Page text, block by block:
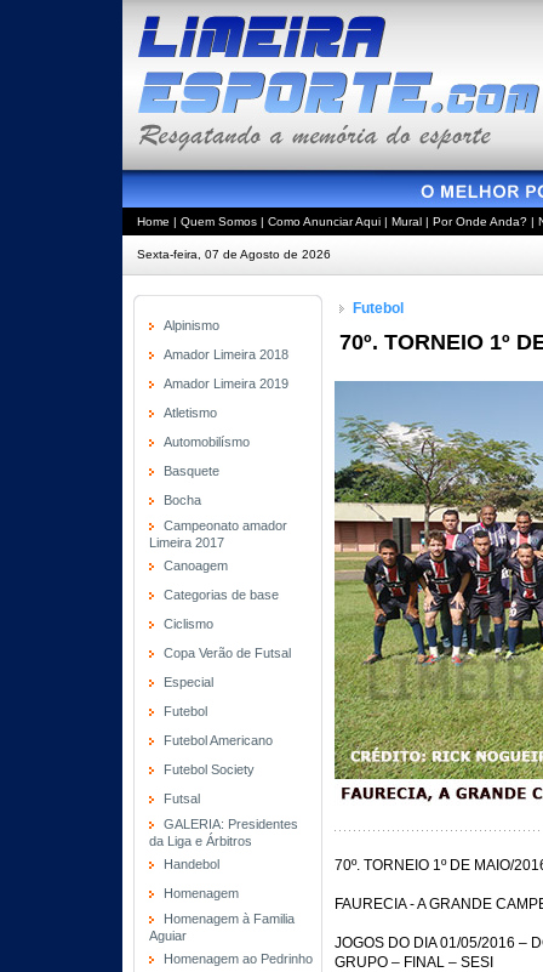
Home | Quem Somos | Como Anunciar Aqui | Mural | Por Onde Anda? |
Sexta-feira, 07 de Agosto de 2026
Alpinismo
Amador Limeira 2018
Amador Limeira 2019
Atletismo
Automobilísmo
Basquete
Bocha
Campeonato amador
Limeira 2017
Canoagem
Categorias de base
Ciclismo
Copa Verão de Futsal
Especial
Futebol
Futebol Americano
Futebol Society
Futsal
GALERIA: Presidentes
da Liga e Árbitros
Handebol
Homenagem
Homenagem à Familia
Aguiar
Homenagem ao Pedrinho
Futebol
70º. TORNEIO 1º
70º. TORNEIO 1º DE MAIO/
FAURECIA - A GRANDE
JOGOS DO DIA 01/05/2016 –
GRUPO – FINAL – SESI